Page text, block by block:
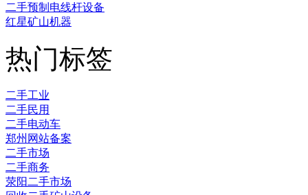
二手预制电线杆设备
红星矿山机器
热门标签
二手工业
二手民用
二手电动车
郑州网站备案
二手市场
二手商务
荥阳二手市场